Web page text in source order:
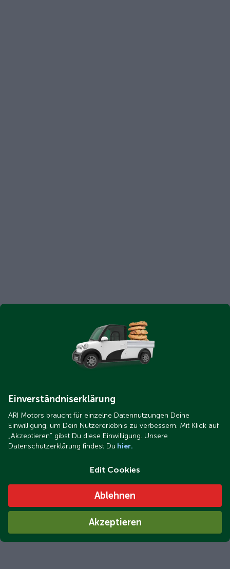
Einverständniserklärung
ARI Motors braucht für einzelne Datennutzungen Deine
Einwilligung, um Dein Nutzererlebnis zu verbessern. Mit Klick auf
„Akzeptieren“ gibst Du diese Einwilligung. Unsere
Datenschutzerklärung findest Du hier.
Edit Cookies
Ablehnen
Akzeptieren